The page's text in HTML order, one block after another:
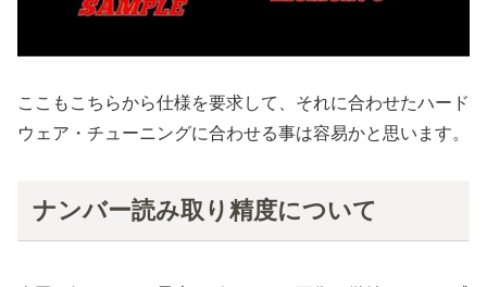
ここもこちらから仕様を要求して、それに合わせたハード
ウェア・チューニングに合わせる事は容易かと思います。
ナンバー読み取り精度について